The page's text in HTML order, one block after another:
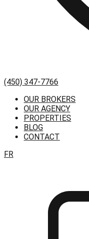
(450) 347-7766
OUR BROKERS
OUR AGENCY
PROPERTIES
BLOG
CONTACT
FR